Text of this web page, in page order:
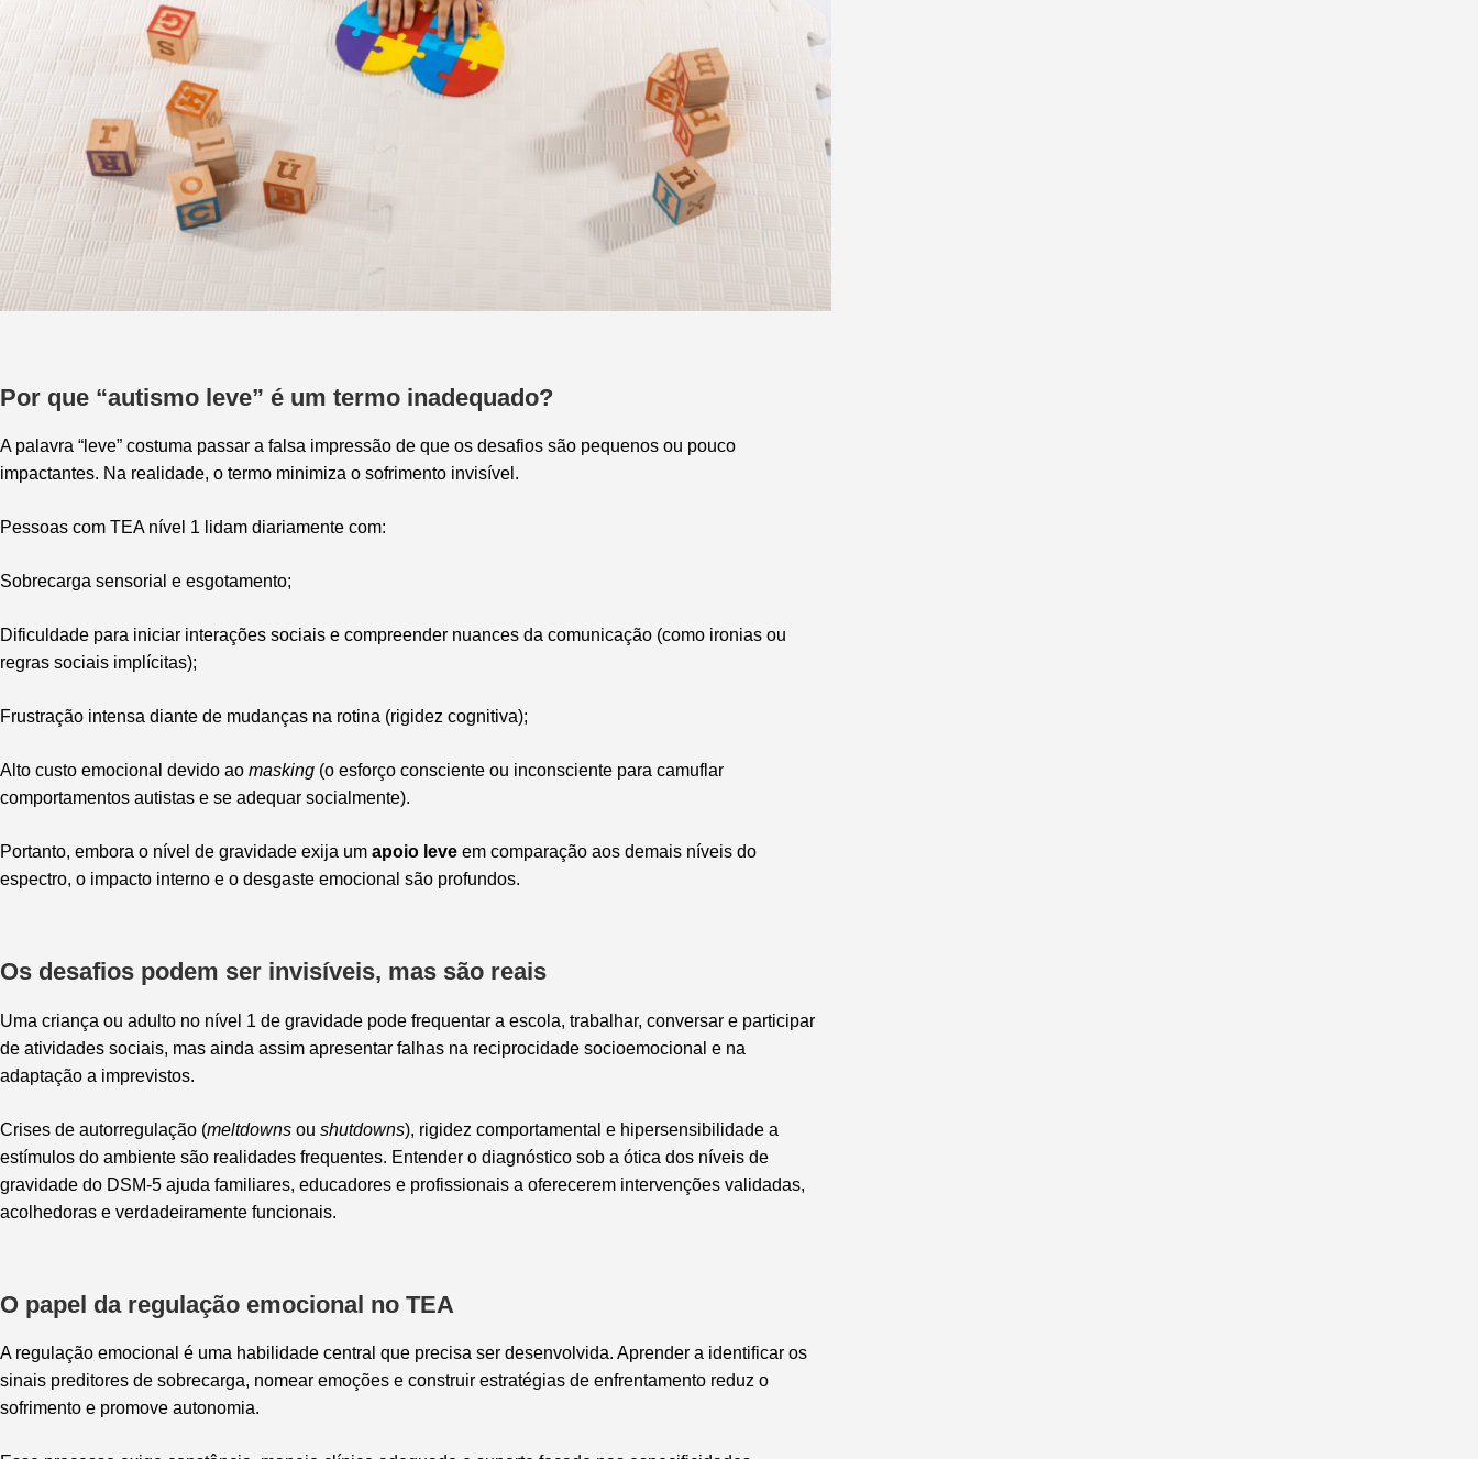
Por que “autismo leve” é um termo inadequado?
A palavra “leve” costuma passar a falsa impressão de que os desafios são pequenos ou pouco
impactantes. Na realidade, o termo minimiza o sofrimento invisível.
Pessoas com TEA nível 1 lidam diariamente com:
Sobrecarga sensorial e esgotamento;
Dificuldade para iniciar interações sociais e compreender nuances da comunicação (como ironias ou
regras sociais implícitas);
Frustração intensa diante de mudanças na rotina (rigidez cognitiva);
Alto custo emocional devido ao masking (o esforço consciente ou inconsciente para camuflar
comportamentos autistas e se adequar socialmente).
Portanto, embora o nível de gravidade exija um apoio leve em comparação aos demais níveis do
espectro, o impacto interno e o desgaste emocional são profundos.
Os desafios podem ser invisíveis, mas são reais
Uma criança ou adulto no nível 1 de gravidade pode frequentar a escola, trabalhar, conversar e participar
de atividades sociais, mas ainda assim apresentar falhas na reciprocidade socioemocional e na
adaptação a imprevistos.
Crises de autorregulação (meltdowns ou shutdowns), rigidez comportamental e hipersensibilidade a
estímulos do ambiente são realidades frequentes. Entender o diagnóstico sob a ótica dos níveis de
gravidade do DSM-5 ajuda familiares, educadores e profissionais a oferecerem intervenções validadas,
acolhedoras e verdadeiramente funcionais.
O papel da regulação emocional no TEA
A regulação emocional é uma habilidade central que precisa ser desenvolvida. Aprender a identificar os
sinais preditores de sobrecarga, nomear emoções e construir estratégias de enfrentamento reduz o
sofrimento e promove autonomia.